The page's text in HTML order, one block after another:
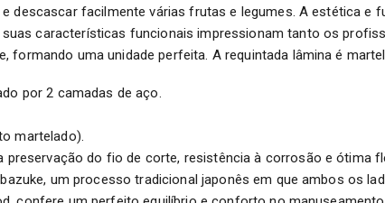
descascar facilmente várias frutas e legumes. A estética
características funcionais impressionam tanto os
uma unidade perfeita. A requintada lâmina é
por 2 camadas de aço.
martelado).
do fio de corte, resistência à corrosão e ótima
um processo tradicional japonês em que ambos os